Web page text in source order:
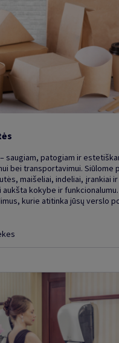
saugiam, patogiam ir
bei transportavimui. Siūlome
maišeliai, indeliai, įrankiai ir
aukšta kokybe ir
kurie atitinka jūsų verslo